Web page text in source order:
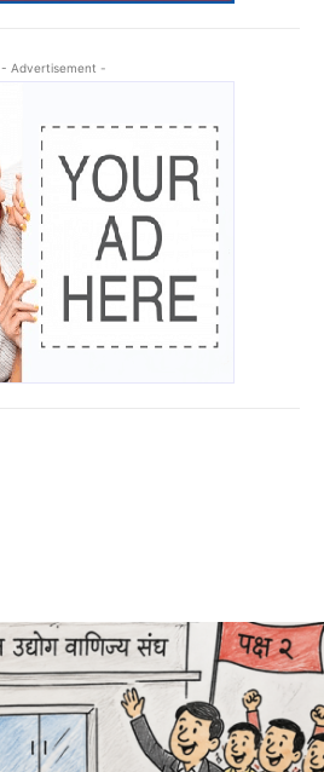
- Advertisement -